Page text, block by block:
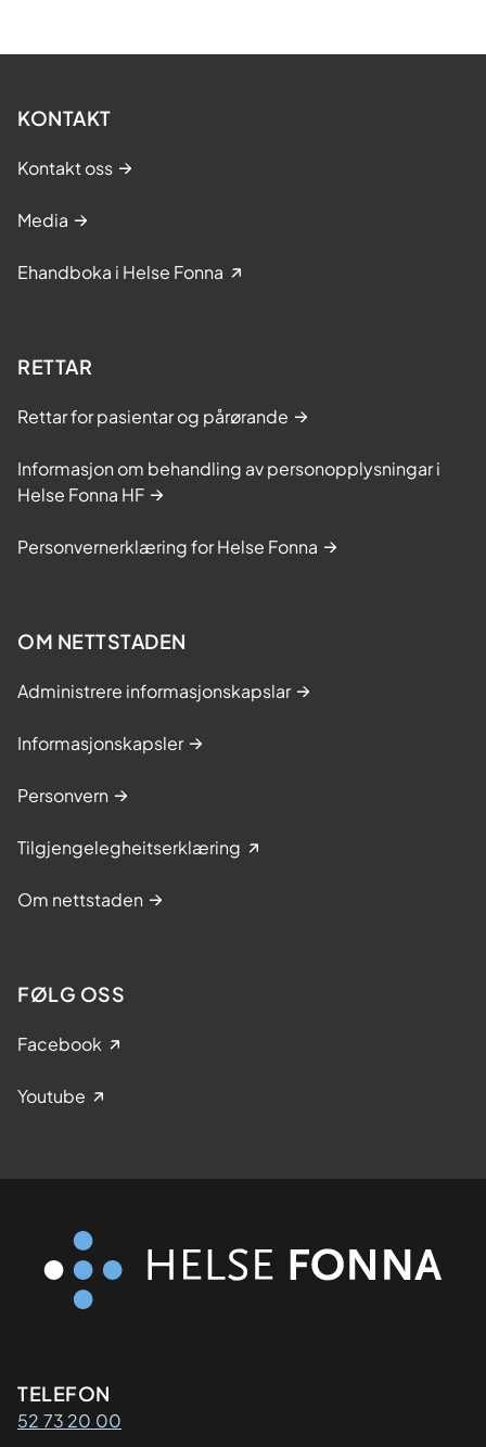
KONTAKT
Kontakt oss
Media
Ehandboka i Helse Fonna
RETTAR
Rettar for pasientar og pårørande
Informasjon om behandling av personopplysningar i
Helse Fonna HF
Personvernerklæring for Helse Fonna
OM NETTSTADEN
Administrere informasjonskapslar
Informasjonskapsler
Personvern
Tilgjengelegheitserklæring
Om nettstaden
FØLG OSS
Facebook
Youtube
Kontaktinformasjon
TELEFON
52 73 20 00